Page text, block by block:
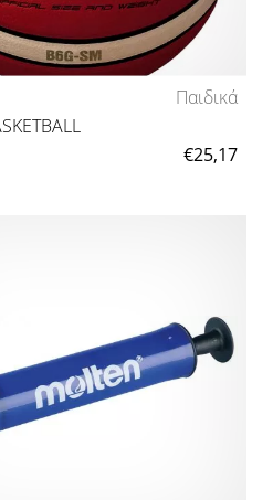
Παιδικά
€25,17